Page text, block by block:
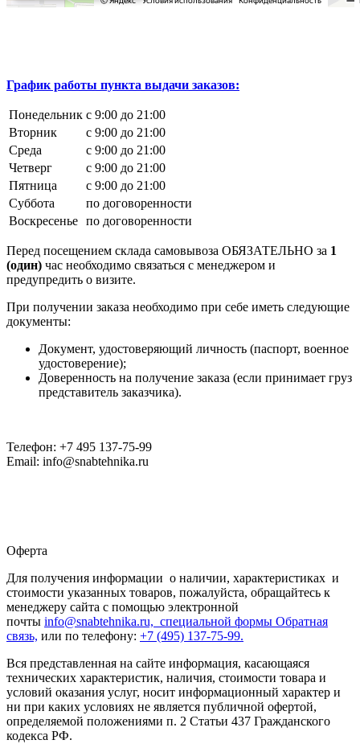
График работы пункта выдачи заказов:
Понедельник с 9:00 до 21:00
Вторник
с 9:00 до 21:00
Среда
с 9:00 до 21:00
Четверг
с 9:00 до 21:00
Пятница
с 9:00 до 21:00
Суббота
по договоренности
Воскресенье по договоренности
Перед посещением склада самовывоза ОБЯЗАТЕЛЬНО за 1
(один) час необходимо связаться с менеджером и
предупредить о визите.
При получении заказа необходимо при себе иметь следующие
документы:
Документ, удостоверяющий личность (паспорт, военное
удостоверение);
Доверенность на получение заказа (если принимает груз
представитель заказчика).
Телефон: +7 495 137-75-99
Email: info@snabtehnika.ru
Оферта
Для получения информации о наличии, характеристиках и
стоимости указанных товаров, пожалуйста, обращайтесь к
менеджеру сайта с помощью электронной
почты info@snabtehnika.ru, специальной формы Обратная
связь, или по телефону: +7 (495) 137-75-99.
Вся представленная на сайте информация, касающаяся
технических характеристик, наличия, стоимости товара и
условий оказания услуг, носит информационный характер и
ни при каких условиях не является публичной офертой,
определяемой положениями п. 2 Статьи 437 Гражданского
кодекса РФ.